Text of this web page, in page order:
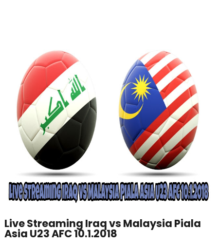
Live Streaming Iraq vs Malaysia Piala
Asia U23 AFC 10.1.2018